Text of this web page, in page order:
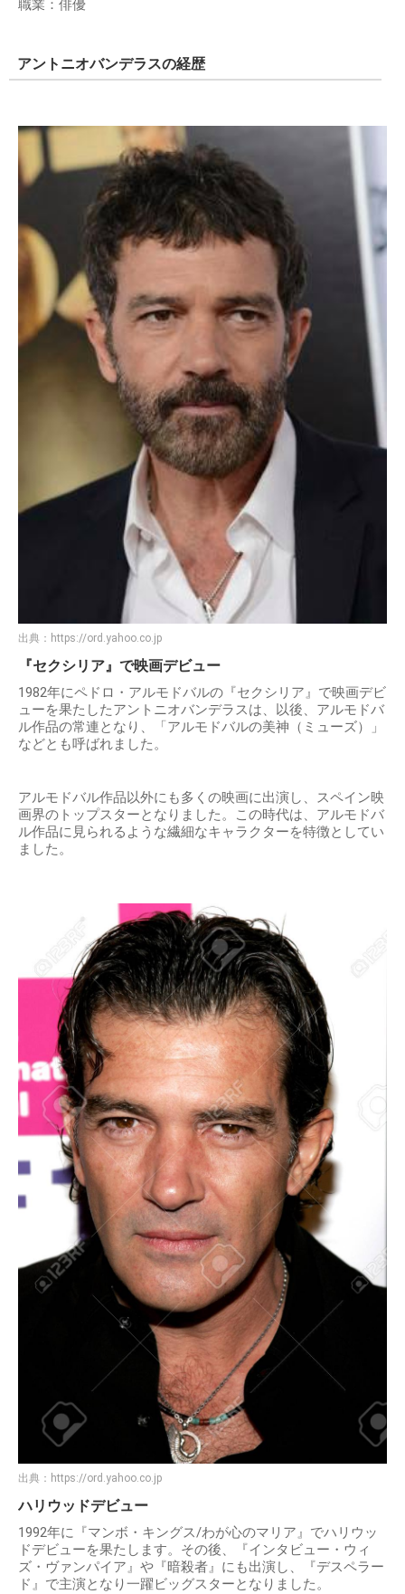
職業：俳優
アントニオバンデラスの経歴
出典： https://ord.yahoo.co.jp
『セクシリア』で映画デビュー
1982年にペドロ・アルモドバルの『セクシリア』で映画デビ
ューを果たしたアントニオバンデラスは、以後、アルモドバ
ル作品の常連となり、「アルモドバルの美神（ミューズ）」
などとも呼ばれました。
アルモドバル作品以外にも多くの映画に出演し、スペイン映
画界のトップスターとなりました。この時代は、アルモドバ
ル作品に見られるような繊細なキャラクターを特徴としてい
ました。
出典： https://ord.yahoo.co.jp
ハリウッドデビュー
1992年に『マンボ・キングス/わが心のマリア』でハリウッ
ドデビューを果たします。その後、『インタビュー・ウィ
ズ・ヴァンパイア』や『暗殺者』にも出演し、『デスペラー
ド』で主演となり一躍ビッグスターとなりました。